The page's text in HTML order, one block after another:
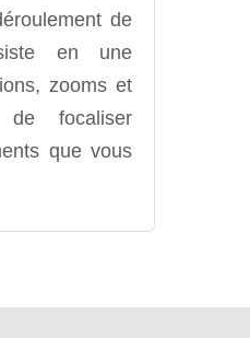
de
en une
zooms et
de focaliser
que vous